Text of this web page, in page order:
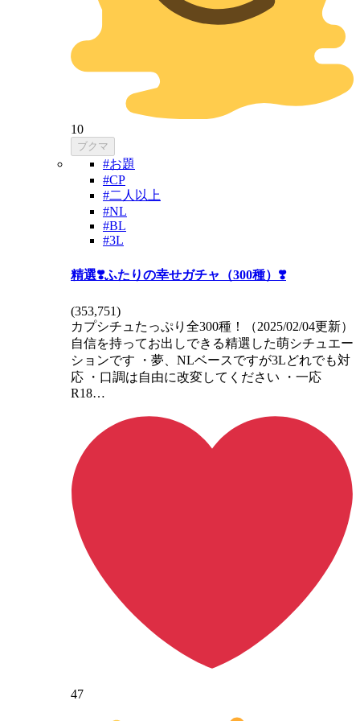
10
ブクマ
#お題
#CP
#二人以上
#NL
#BL
#3L
精選❣️ふたりの幸せガチャ（300種）❣️
(353,751)
カプシチュたっぷり全300種！（2025/02/04更新）
自信を持ってお出しできる精選した萌シチュエー
ションです ・夢、NLベースですが3Lどれでも対
応 ・口調は自由に改変してください ・一応
R18…
47